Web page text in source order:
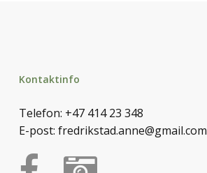
Kontaktinfo
Telefon: +47 414 23 348
E-post: fredrikstad.anne@gmail.com